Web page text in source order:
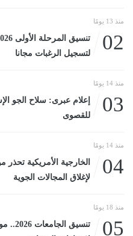
منذ 13 يومًا
02
لتسجيل الرغبات مجانا
منذ 14 يومًا
03
إعلام عبرى: سلاح الجو
للقصوى
منذ 14 يومًا
04
الخارجية الأمريكية تحذر
لإغلاق المجالات الجوية
منذ 18 يومًا
05